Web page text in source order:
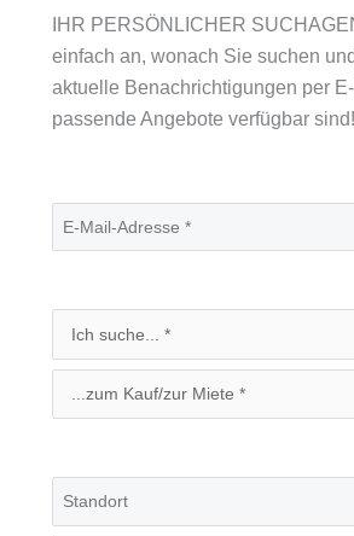
IHR PERSÖNLICHER
einfach an, wonach Sie suchen
aktuelle Benachrichtigungen per
passende Angebote verfügbar sind!